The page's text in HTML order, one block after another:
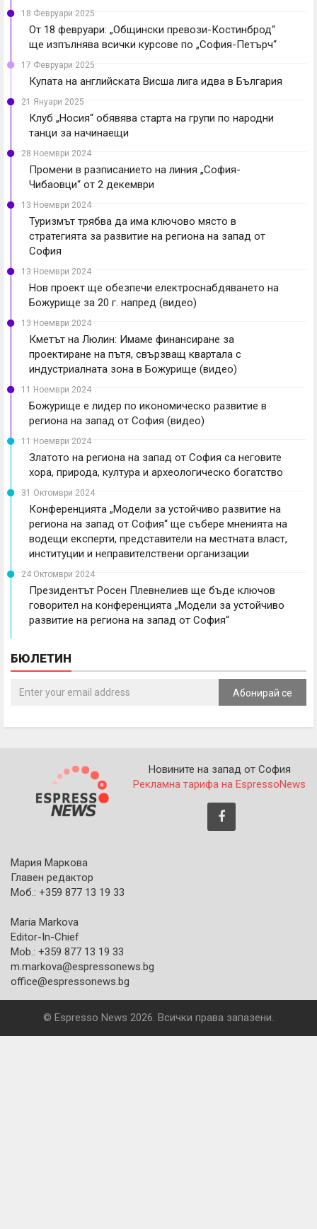
18 Февруари 2025
От 18 февруари: „Общински превози-Костинброд“
ще изпълнява всички курсове по „София-Петърч“
17 Февруари 2025
Купата на английската Висша лига идва в България
21 Януари 2025
Клуб „Носия“ обявява старта на групи по народни
танци за начинаещи
28 Ноември 2024
Промени в разписанието на линия „София-
Чибаовци“ от 2 декември
13 Ноември 2024
Туризмът трябва да има ключово място в
стратегията за развитие на региона на запад от
София
13 Ноември 2024
Нов проект ще обезпечи електроснабдяването на
Божурище за 20 г. напред (видео)
13 Ноември 2024
Кметът на Люлин: Имаме финансиране за
проектиране на пътя, свързващ квартала с
индустриалната зона в Божурище (видео)
11 Ноември 2024
Божурище е лидер по икономическо развитие в
региона на запад от София (видео)
11 Ноември 2024
Златото на региона на запад от София са неговите
хора, природа, култура и археологическо богатство
31 Октомври 2024
Конференцията „Модели за устойчиво развитие на
региона на запад от София“ ще събере мненията на
водещи експерти, представители на местната власт,
институции и неправителствени организации
24 Октомври 2024
Президентът Росен Плевнелиев ще бъде ключов
говорител на конференцията „Модели за устойчиво
развитие на региона на запад от София“
БЮЛЕТИН
Абонирай се
Новините на запад от София
Рекламна тарифа на EspressoNews
Мария Маркова
Главен редактор
Моб.: +359 877 13 19 33
Maria Markova
Editor-In-Chief
Mob.: +359 877 13 19 33
m.markova@espressonews.bg
office@espressonews.bg
© Espresso News 2026. Всички права запазени.